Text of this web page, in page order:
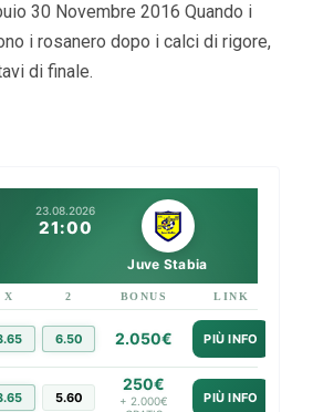
30 Novembre 2016 Quando i
i rosanero dopo i calci di rigore,
di finale.
23.08.2026
21:00
Juve Stabia
X 2 BONUS LINK
6.50 2.050€ PIÙ INFO
5.60
250€
+ 2.000€
PIÙ INFO